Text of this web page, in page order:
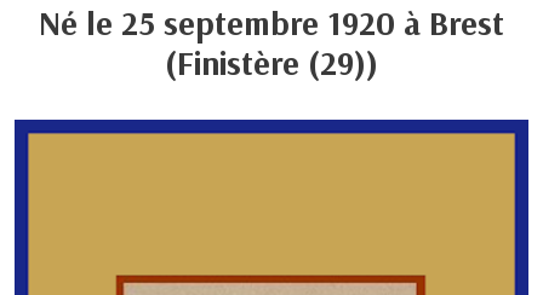
Né le 25 septembre 1920 à Brest
(Finistère (29))